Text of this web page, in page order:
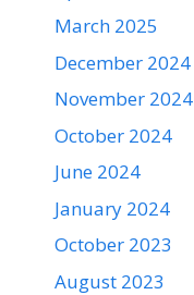
March 2025
December 2024
November 2024
October 2024
June 2024
January 2024
October 2023
August 2023